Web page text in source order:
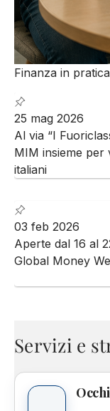
Finanza in pratica
25 mag 2026
Al via “I
MIM insieme per
italiani
03 feb 2026
Aperte dal 16 al
Global Money
Servizi e